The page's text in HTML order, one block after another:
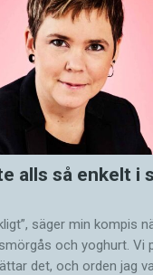
alls så enkelt i
säger min kompis
och yoghurt. Vi
det, och orden jag